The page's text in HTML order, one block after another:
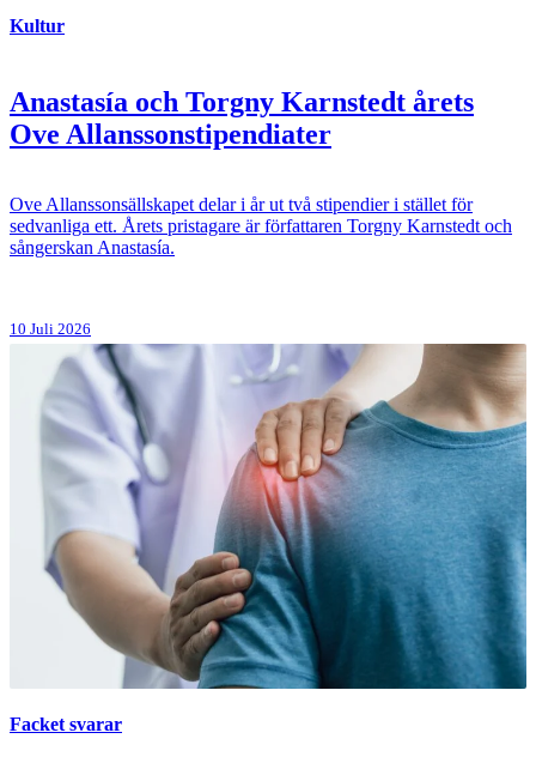
Kultur
Anastasía och Torgny Karnstedt årets
Ove Allanssonstipendiater
Ove Allanssonsällskapet delar i år ut två stipendier i stället för
sedvanliga ett. Årets pristagare är författaren Torgny Karnstedt och
sångerskan Anastasía.
10 Juli 2026
Facket svarar